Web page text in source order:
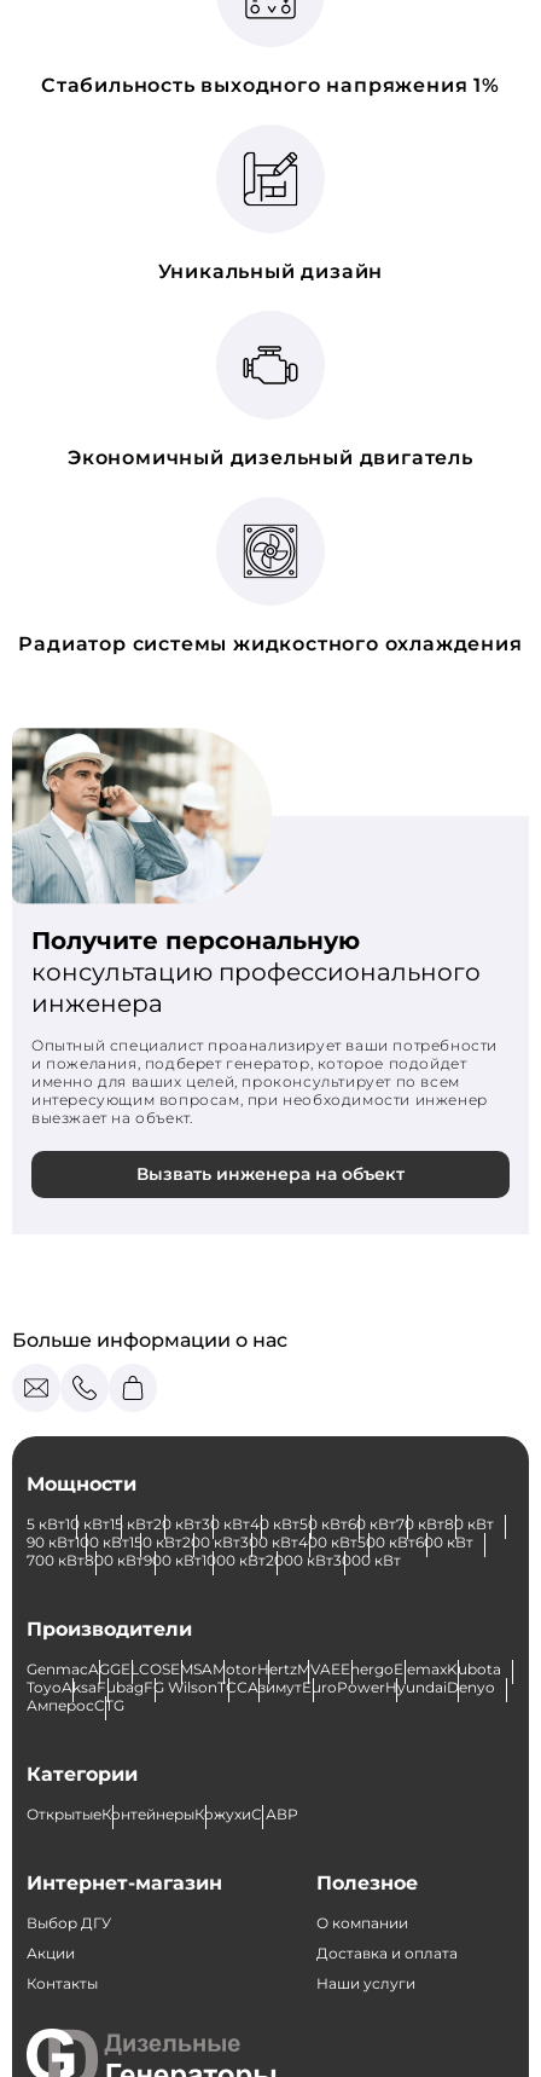
Стабильность выходного напряжения 1%
Уникальный дизайн
Экономичный дизельный двигатель
Радиатор системы жидкостного охлаждения
Получите персональную
консультацию профессионального
инженера
Опытный специалист проанализирует ваши потребности
и пожелания, подберет генератор, которое подойдет
именно для ваших целей, проконсультирует по всем
интересующим вопросам, при необходимости инженер
выезжает на объект.
Вызвать инженера на объект
Больше информации о нас
Мощности
5 кВт10 кВт15 кВт20 кВт30 кВт40 кВт50 кВт60 кВт70 кВт80 кВт
90 кВт100 кВт150 кВт200 кВт300 кВт400 кВт500 кВт600 кВт
700 кВт800 кВт900 кВт1000 кВт2000 кВт3000 кВт
Производители
GenmacAGGELCOSEMSAMotorHertzMVAEEnergoElemaxKubota
ToyoAksaFubagFG WilsonТССАзимутEuroPowerHyundaiDenyo
АмперосCTG
Категории
ОткрытыеКонтейнерыКожухиС АВР
Интернет-магазин
Выбор ДГУ
Акции
Контакты
Полезное
О компании
Доставка и оплата
Наши услуги